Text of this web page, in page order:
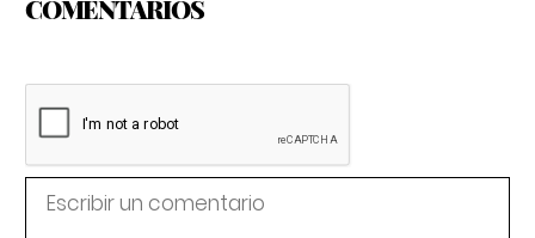
COMENTARIOS